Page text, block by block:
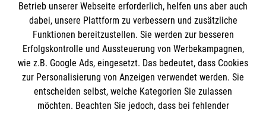
Informationen
Impressum
Datenschutz
Kontakt
Barrierefreiheit
Die Malteser
Betrieb unserer Webseite erforderlich, helfen uns aber auch
dabei, unsere Plattform zu verbessern und zusätzliche
Funktionen bereitzustellen. Sie werden zur besseren
Erfolgskontrolle und Aussteuerung von Werbekampagnen,
wie z.B. Google Ads, eingesetzt. Das bedeutet, dass Cookies
zur Personalisierung von Anzeigen verwendet werden. Sie
entscheiden selbst, welche Kategorien Sie zulassen
möchten. Beachten Sie jedoch, dass bei fehlender